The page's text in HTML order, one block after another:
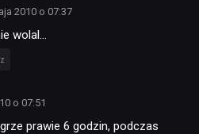
2010 o 07:37
wolal…
o 07:51
prawie 6 godzin, podczas